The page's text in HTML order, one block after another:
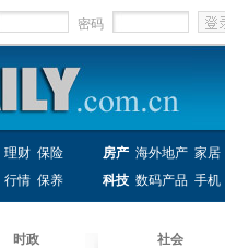
密码
理财 保险 房产 海外地产 家居
行情 保养 科技 数码产品 手机
时政
社会